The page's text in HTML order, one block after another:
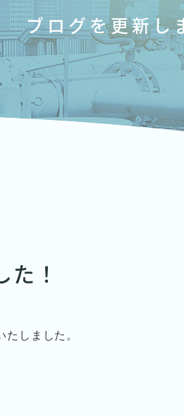
ブログを更新し
！
しました。